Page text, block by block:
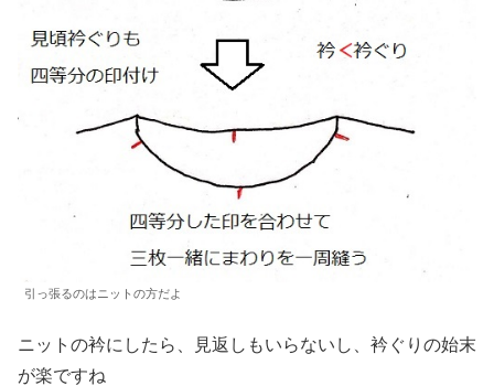
引っ張るのはニットの方だよ
ニットの衿にしたら、見返しもいらないし、衿ぐりの始末
が楽ですね